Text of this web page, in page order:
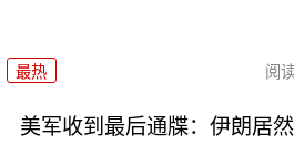
最热 阅
美军收到最后通牒：伊朗居